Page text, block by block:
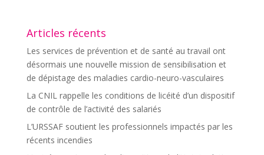
Articles récents
Les services de prévention et de santé au travail ont
désormais une nouvelle mission de sensibilisation et
de dépistage des maladies cardio-neuro-vasculaires
La CNIL rappelle les conditions de licéité d’un dispositif
de contrôle de l’activité des salariés
L’URSSAF soutient les professionnels impactés par les
récents incendies